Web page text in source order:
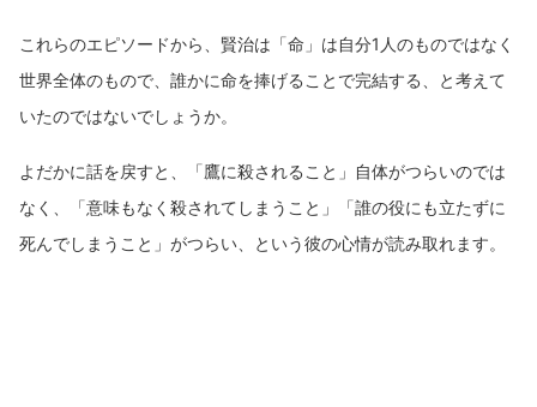
これらのエピソードから、賢治は「命」は自分1人のものではなく
世界全体のもので、誰かに命を捧げることで完結する、と考えて
いたのではないでしょうか。
よだかに話を戻すと、「鷹に殺されること」自体がつらいのでは
なく、「意味もなく殺されてしまうこと」「誰の役にも立たずに
死んでしまうこと」がつらい、という彼の心情が読み取れます。